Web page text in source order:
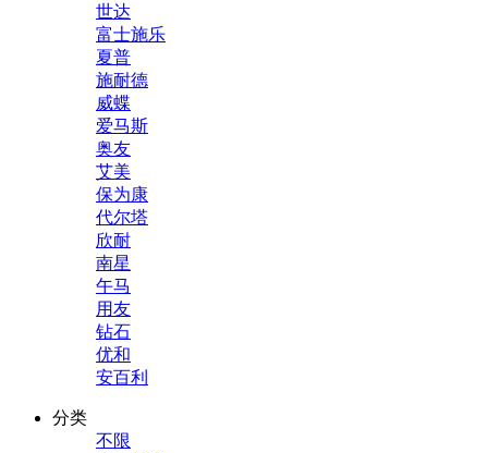
世达
富士施乐
夏普
施耐德
威蝶
爱马斯
奥友
艾美
保为康
代尔塔
欣耐
南星
午马
用友
钻石
优和
安百利
分类
不限